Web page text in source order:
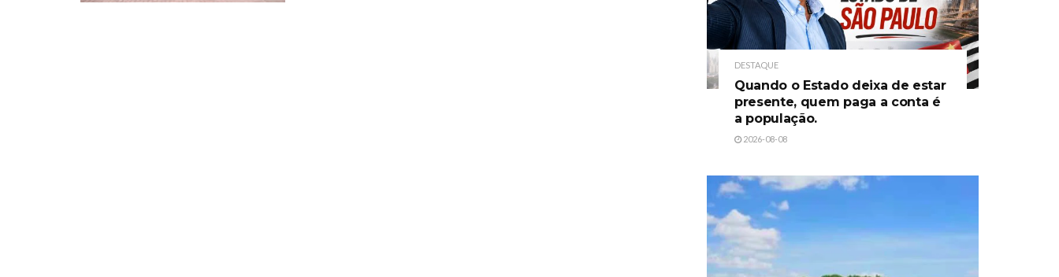
DESTAQUE
Quando o Estado deixa de estar
presente, quem paga a conta é
a população.
2026-08-08